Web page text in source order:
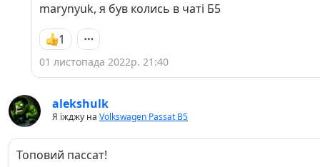
marynyuk, я був колись в чаті Б5
1
01 листопада 2022р. 21:40
alekshulk
Я їжджу на Volkswagen Passat B5
Топовий пассат!